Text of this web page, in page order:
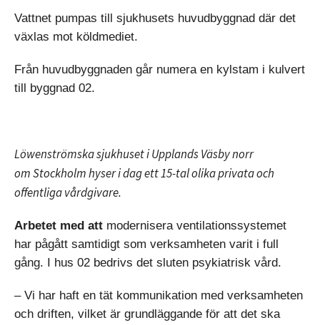
Vattnet pumpas till sjukhusets huvudbyggnad där det
växlas mot köldmediet.
Från huvudbyggnaden går numera en kylstam i kulvert
till byggnad 02.
Löwenströmska sjukhuset i Upplands Väsby norr
om Stockholm hyser i dag ett 15-tal olika privata och
offentliga vårdgivare.
Arbetet med att modernisera ventilationssystemet
har pågått samtidigt som verksamheten varit i full
gång. I hus 02 bedrivs det sluten psykiatrisk vård.
– Vi har haft en tät kommunikation med verksamheten
och driften, vilket är grundläggande för att det ska